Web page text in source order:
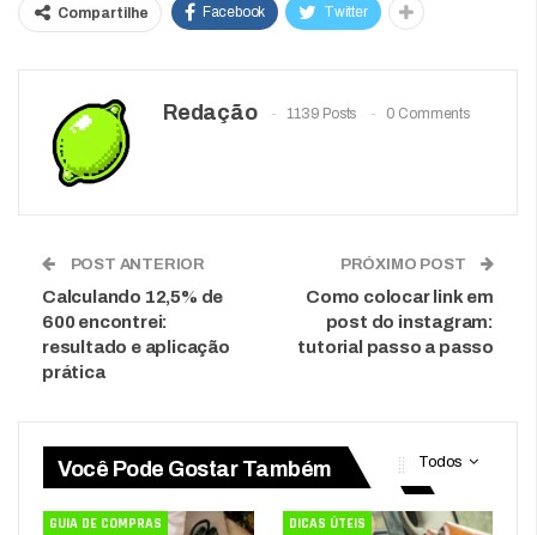
Compartilhe Facebook Twitter
Redação 1139 Posts 0 Comments
POST ANTERIOR
Calculando 12,5% de
600 encontrei:
resultado e aplicação
prática
PRÓXIMO POST
Como colocar link em
post do instagram:
tutorial passo a passo
Todos
Você Pode Gostar Também
GUIA DE COMPRAS DICAS ÚTEIS